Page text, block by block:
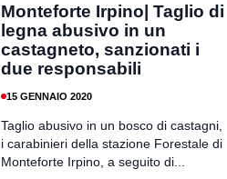
Monteforte Irpino| Taglio di
legna abusivo in un
castagneto, sanzionati i
due responsabili
15 GENNAIO 2020
Taglio abusivo in un bosco di castagni,
i carabinieri della stazione Forestale di
Monteforte Irpino, a seguito di...